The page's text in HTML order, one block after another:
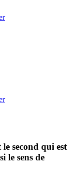
second qui est
le sens de